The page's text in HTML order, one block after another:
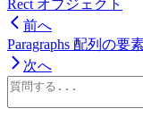
Rect オブジェクト
前へ
Paragraphs 配列の要
次へ